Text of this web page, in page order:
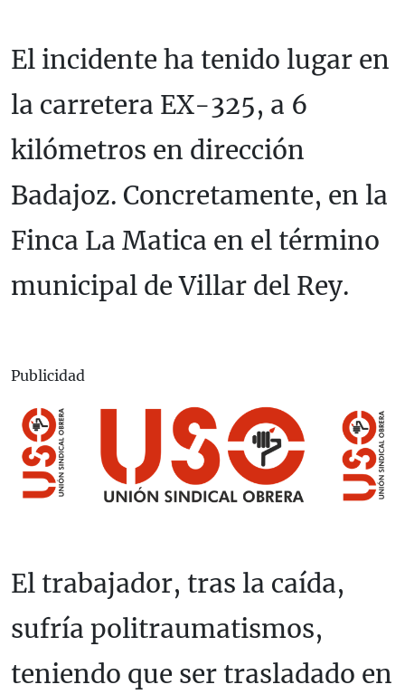
El incidente ha tenido lugar en
la carretera EX-325, a 6
kilómetros en dirección
Badajoz. Concretamente, en la
Finca La Matica en el término
municipal de Villar del Rey.
Publicidad
El trabajador, tras la caída,
sufría politraumatismos,
teniendo que ser trasladado en